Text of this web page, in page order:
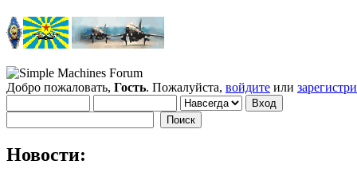
Добро пожаловать, Гость. Пожалуйста, войдите или
Новости: